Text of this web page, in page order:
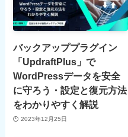
バックアッププラグイン
「UpdraftPlus」で
WordPressデータを安全
に守ろう・設定と復元方法
をわかりやすく解説
2023年12月25日